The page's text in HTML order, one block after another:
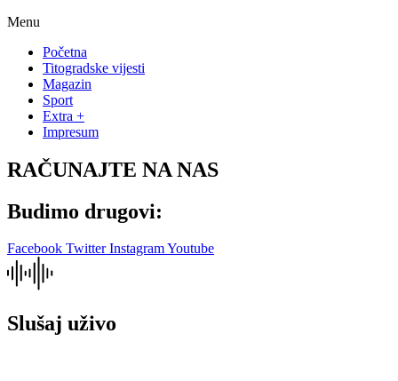
Menu
Početna
Titogradske vijesti
Magazin
Sport
Extra +
Impresum
RAČUNAJTE NA NAS
Budimo drugovi:
Facebook Twitter InstagramYoutube
Slušaj uživo